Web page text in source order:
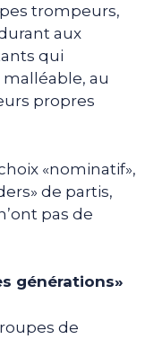
trompeurs,
aux
qui
malléable, au
propres
«nominatif»,
de partis,
pas de
générations»
de